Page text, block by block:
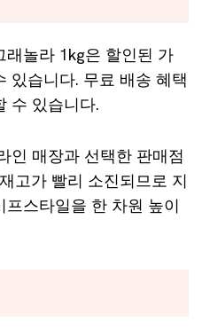
래놀라 1kg은 할인된 가
있습니다. 무료 배송 혜택
수 있습니다.
인 매장과 선택한 판매점
고가 빨리 소진되므로 지
스타일을 한 차원 높이